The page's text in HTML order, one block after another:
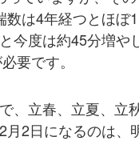
は4年経つとほ
今度は約45分増
要です。
、立春、立夏、
2日になるのは、